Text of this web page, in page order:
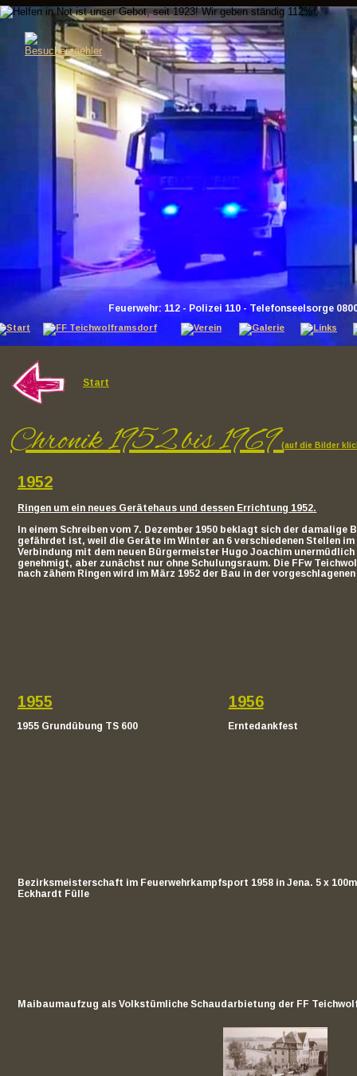
Feuerwehr: 112 - Polizei 110 - Telefonseelsorge
Chronik 1952 bis 1969 (auf die Bilder
Start
1952
Ringen um ein neues Gerätehaus und dessen Errichtung 1952.
In einem Schreiben vom 7. Dezember 1950 beklagt sich der
gefährdet ist, weil die Geräte im Winter an 6 verschiedenen Stellen
Verbindung mit dem neuen Bürgermeister Hugo Joachim
genehmigt, aber zunächst nur ohne Schulungsraum. Die FFw
nach zähem Ringen wird im März 1952 der Bau in der
Bezirksmeisterschaft im Feuerwehrkampfsport 1958 in Jena. 5 x
Eckhardt Fülle
Maibaumaufzug als Volkstümliche Schaudarbietung der FF
1955 1956
1955 Grundübung TS 600 Erntedankfest